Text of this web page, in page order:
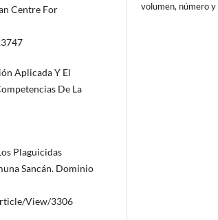
Centre For
Aplicada Y El
De La
Plaguicidas
Sancán. Dominio
View/3306
volumen, número y